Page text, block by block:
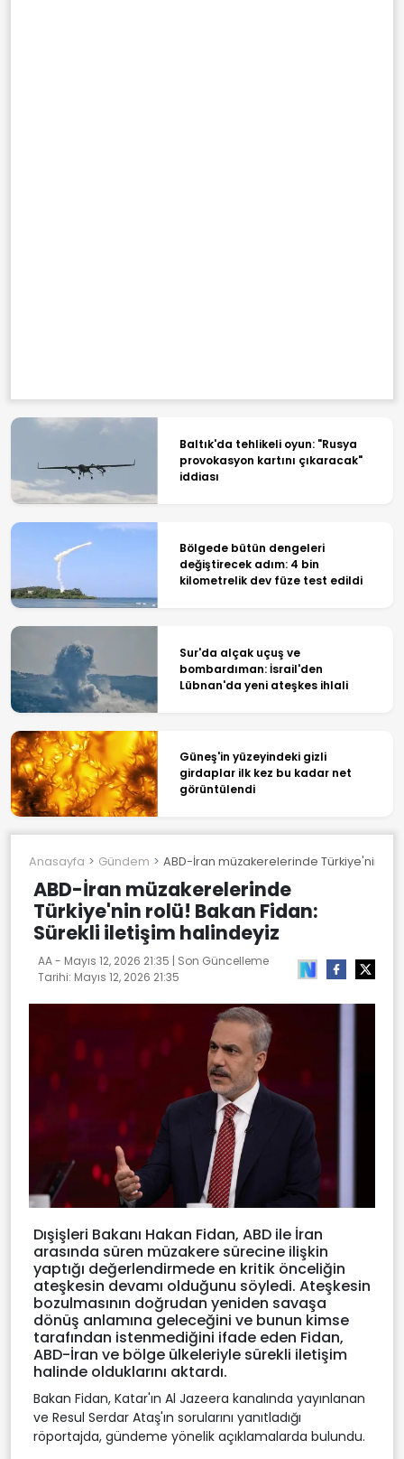
Baltık'da tehlikeli oyun: "Rusya
provokasyon kartını çıkaracak"
iddiası
Bölgede bütün dengeleri
değiştirecek adım: 4 bin
kilometrelik dev füze test edildi
Sur'da alçak uçuş ve
bombardıman: İsrail'den
Lübnan'da yeni ateşkes ihlali
Güneş'in yüzeyindeki gizli
girdaplar ilk kez bu kadar net
görüntülendi
Anasayfa Gündem ABD-İran müzakerelerinde Türkiye'nin
ABD-İran müzakerelerinde
Türkiye'nin rolü! Bakan Fidan:
Sürekli iletişim halindeyiz
AA - Mayıs 12, 2026 21:35 | Son Güncelleme
Tarihi: Mayıs 12, 2026 21:35
Dışişleri Bakanı Hakan Fidan, ABD ile İran
arasında süren müzakere sürecine ilişkin
yaptığı değerlendirmede en kritik önceliğin
ateşkesin devamı olduğunu söyledi. Ateşkesin
bozulmasının doğrudan yeniden savaşa
dönüş anlamına geleceğini ve bunun kimse
tarafından istenmediğini ifade eden Fidan,
ABD-İran ve bölge ülkeleriyle sürekli iletişim
halinde olduklarını aktardı.
Bakan Fidan, Katar'ın Al Jazeera kanalında yayınlanan
ve Resul Serdar Ataş'ın sorularını yanıtladığı
röportajda, gündeme yönelik açıklamalarda bulundu.